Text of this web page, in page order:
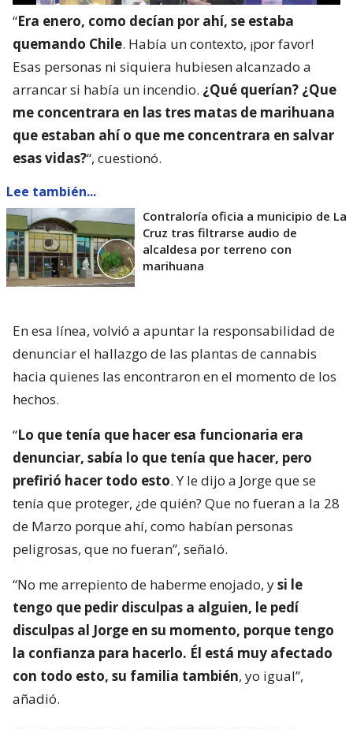
“Era enero, como decían por ahí, se estaba
quemando Chile. Había un contexto, ¡por favor!
Esas personas ni siquiera hubiesen alcanzado a
arrancar si había un incendio. ¿Qué querían? ¿Que
me concentrara en las tres matas de marihuana
que estaban ahí o que me concentrara en salvar
esas vidas?“, cuestionó.
Lee también...
Contraloría oficia a municipio de La
Cruz tras filtrarse audio de
alcaldesa por terreno con
marihuana
En esa línea, volvió a apuntar la responsabilidad de
denunciar el hallazgo de las plantas de cannabis
hacia quienes las encontraron en el momento de los
hechos.
“Lo que tenía que hacer esa funcionaria era
denunciar, sabía lo que tenía que hacer, pero
prefirió hacer todo esto. Y le dijo a Jorge que se
tenía que proteger, ¿de quién? Que no fueran a la 28
de Marzo porque ahí, como habían personas
peligrosas, que no fueran”, señaló.
“No me arrepiento de haberme enojado, ysi le
tengo que pedir disculpas a alguien, le pedí
disculpas al Jorge en su momento, porque tengo
la confianza para hacerlo. Él está muy afectado
con todo esto, su familia también, yo igual”,
añadió.